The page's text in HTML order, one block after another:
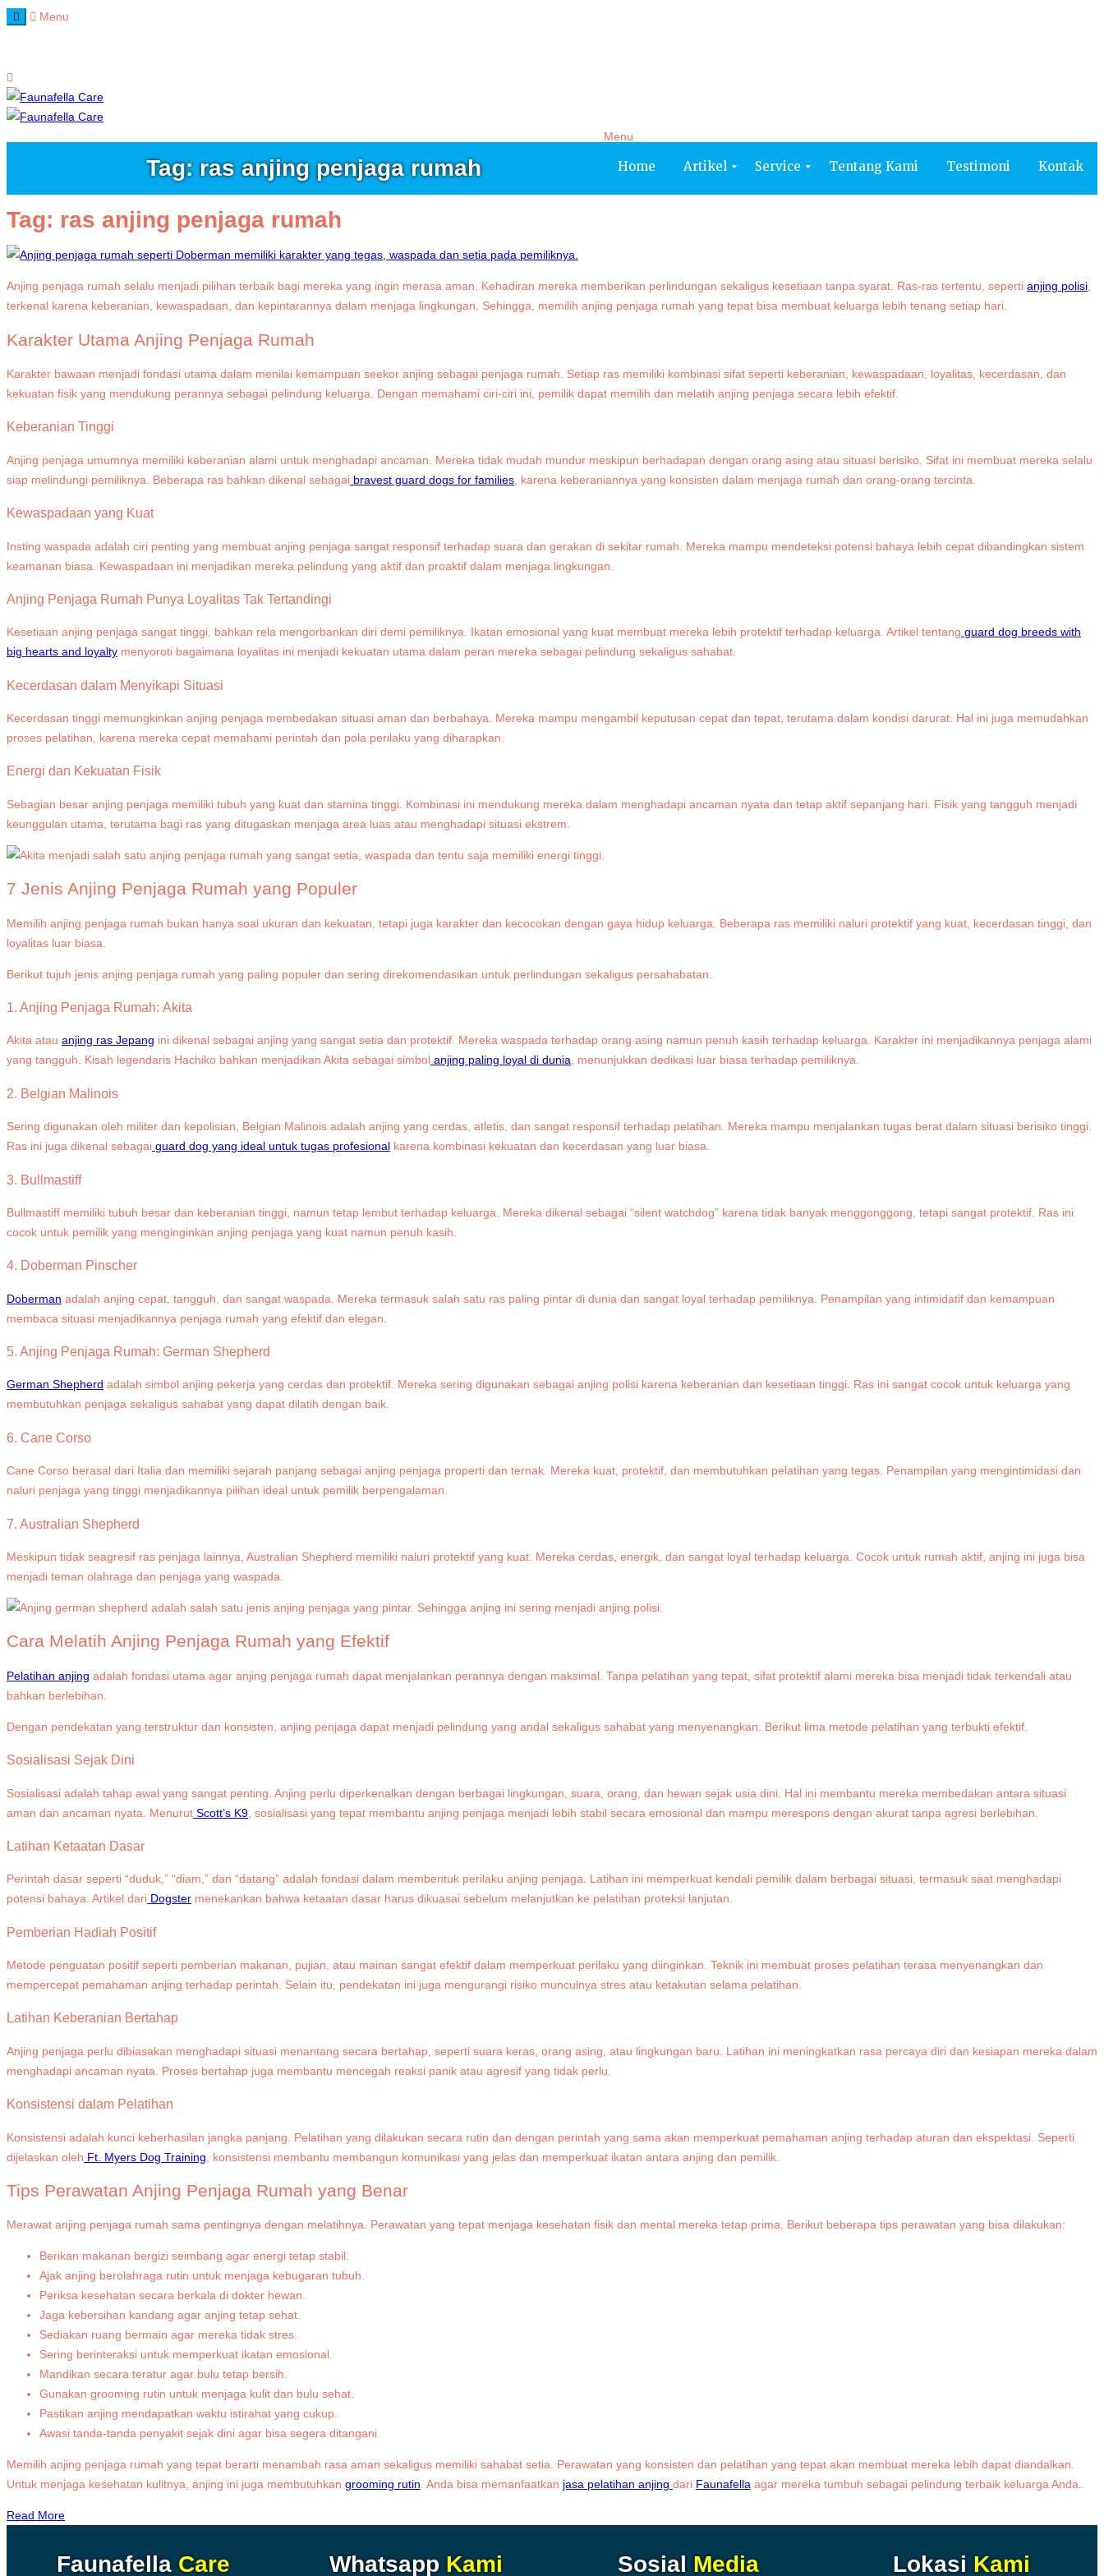
Menu
Menu
Home Artikel Service Tentang Kami Testimoni Kontak
Tag: ras anjing penjaga rumah
Tag: ras anjing penjaga rumah
Anjing penjaga rumah selalu menjadi pilihan terbaik bagi mereka yang ingin merasa aman. Kehadiran mereka memberikan perlindungan sekaligus kesetiaan tanpa syarat. Ras-ras tertentu, seperti anjing polisi,
terkenal karena keberanian, kewaspadaan, dan kepintarannya dalam menjaga lingkungan. Sehingga, memilih anjing penjaga rumah yang tepat bisa membuat keluarga lebih tenang setiap hari.
Karakter Utama Anjing Penjaga Rumah
Karakter bawaan menjadi fondasi utama dalam menilai kemampuan seekor anjing sebagai penjaga rumah. Setiap ras memiliki kombinasi sifat seperti keberanian, kewaspadaan, loyalitas, kecerdasan, dan
kekuatan fisik yang mendukung perannya sebagai pelindung keluarga. Dengan memahami ciri-ciri ini, pemilik dapat memilih dan melatih anjing penjaga secara lebih efektif.
Keberanian Tinggi
Anjing penjaga umumnya memiliki keberanian alami untuk menghadapi ancaman. Mereka tidak mudah mundur meskipun berhadapan dengan orang asing atau situasi berisiko. Sifat ini membuat mereka selalu
siap melindungi pemiliknya. Beberapa ras bahkan dikenal sebagai bravest guard dogs for families , karena keberaniannya yang konsisten dalam menjaga rumah dan orang-orang tercinta.
Kewaspadaan yang Kuat
Insting waspada adalah ciri penting yang membuat anjing penjaga sangat responsif terhadap suara dan gerakan di sekitar rumah. Mereka mampu mendeteksi potensi bahaya lebih cepat dibandingkan sistem
keamanan biasa. Kewaspadaan ini menjadikan mereka pelindung yang aktif dan proaktif dalam menjaga lingkungan.
Anjing Penjaga Rumah Punya Loyalitas Tak Tertandingi
Kesetiaan anjing penjaga sangat tinggi, bahkan rela mengorbankan diri demi pemiliknya. Ikatan emosional yang kuat membuat mereka lebih protektif terhadap keluarga. Artikel tentang guard dog breeds with
big hearts and loyalty menyoroti bagaimana loyalitas ini menjadi kekuatan utama dalam peran mereka sebagai pelindung sekaligus sahabat.
Kecerdasan dalam Menyikapi Situasi
Kecerdasan tinggi memungkinkan anjing penjaga membedakan situasi aman dan berbahaya. Mereka mampu mengambil keputusan cepat dan tepat, terutama dalam kondisi darurat. Hal ini juga memudahkan
proses pelatihan, karena mereka cepat memahami perintah dan pola perilaku yang diharapkan.
Energi dan Kekuatan Fisik
Sebagian besar anjing penjaga memiliki tubuh yang kuat dan stamina tinggi. Kombinasi ini mendukung mereka dalam menghadapi ancaman nyata dan tetap aktif sepanjang hari. Fisik yang tangguh menjadi
keunggulan utama, terutama bagi ras yang ditugaskan menjaga area luas atau menghadapi situasi ekstrem.
7 Jenis Anjing Penjaga Rumah yang Populer
Memilih anjing penjaga rumah bukan hanya soal ukuran dan kekuatan, tetapi juga karakter dan kecocokan dengan gaya hidup keluarga. Beberapa ras memiliki naluri protektif yang kuat, kecerdasan tinggi, dan
loyalitas luar biasa.
Berikut tujuh jenis anjing penjaga rumah yang paling populer dan sering direkomendasikan untuk perlindungan sekaligus persahabatan.
1. Anjing Penjaga Rumah: Akita
Akita atau anjing ras Jepang ini dikenal sebagai anjing yang sangat setia dan protektif. Mereka waspada terhadap orang asing namun penuh kasih terhadap keluarga. Karakter ini menjadikannya penjaga alami
yang tangguh. Kisah legendaris Hachiko bahkan menjadikan Akita sebagai simbol anjing paling loyal di dunia, menunjukkan dedikasi luar biasa terhadap pemiliknya.
2. Belgian Malinois
Sering digunakan oleh militer dan kepolisian, Belgian Malinois adalah anjing yang cerdas, atletis, dan sangat responsif terhadap pelatihan. Mereka mampu menjalankan tugas berat dalam situasi berisiko tinggi.
Ras ini juga dikenal sebagai guard dog yang ideal untuk tugas profesional karena kombinasi kekuatan dan kecerdasan yang luar biasa.
3. Bullmastiff
Bullmastiff memiliki tubuh besar dan keberanian tinggi, namun tetap lembut terhadap keluarga. Mereka dikenal sebagai “silent watchdog” karena tidak banyak menggonggong, tetapi sangat protektif. Ras ini
cocok untuk pemilik yang menginginkan anjing penjaga yang kuat namun penuh kasih.
4. Doberman Pinscher
Doberman adalah anjing cepat, tangguh, dan sangat waspada. Mereka termasuk salah satu ras paling pintar di dunia dan sangat loyal terhadap pemiliknya. Penampilan yang intimidatif dan kemampuan
membaca situasi menjadikannya penjaga rumah yang efektif dan elegan.
5. Anjing Penjaga Rumah: German Shepherd
German Shepherd adalah simbol anjing pekerja yang cerdas dan protektif. Mereka sering digunakan sebagai anjing polisi karena keberanian dan kesetiaan tinggi. Ras ini sangat cocok untuk keluarga yang
membutuhkan penjaga sekaligus sahabat yang dapat dilatih dengan baik.
6. Cane Corso
Cane Corso berasal dari Italia dan memiliki sejarah panjang sebagai anjing penjaga properti dan ternak. Mereka kuat, protektif, dan membutuhkan pelatihan yang tegas. Penampilan yang mengintimidasi dan
naluri penjaga yang tinggi menjadikannya pilihan ideal untuk pemilik berpengalaman.
7. Australian Shepherd
Meskipun tidak seagresif ras penjaga lainnya, Australian Shepherd memiliki naluri protektif yang kuat. Mereka cerdas, energik, dan sangat loyal terhadap keluarga. Cocok untuk rumah aktif, anjing ini juga bisa
menjadi teman olahraga dan penjaga yang waspada.
Cara Melatih Anjing Penjaga Rumah yang Efektif
Pelatihan anjing adalah fondasi utama agar anjing penjaga rumah dapat menjalankan perannya dengan maksimal. Tanpa pelatihan yang tepat, sifat protektif alami mereka bisa menjadi tidak terkendali atau
bahkan berlebihan.
Dengan pendekatan yang terstruktur dan konsisten, anjing penjaga dapat menjadi pelindung yang andal sekaligus sahabat yang menyenangkan. Berikut lima metode pelatihan yang terbukti efektif.
Sosialisasi Sejak Dini
Sosialisasi adalah tahap awal yang sangat penting. Anjing perlu diperkenalkan dengan berbagai lingkungan, suara, orang, dan hewan sejak usia dini. Hal ini membantu mereka membedakan antara situasi
aman dan ancaman nyata. Menurut Scott’s K9 , sosialisasi yang tepat membantu anjing penjaga menjadi lebih stabil secara emosional dan mampu merespons dengan akurat tanpa agresi berlebihan.
Latihan Ketaatan Dasar
Perintah dasar seperti “duduk,” “diam,” dan “datang” adalah fondasi dalam membentuk perilaku anjing penjaga. Latihan ini memperkuat kendali pemilik dalam berbagai situasi, termasuk saat menghadapi
potensi bahaya. Artikel dari Dogster menekankan bahwa ketaatan dasar harus dikuasai sebelum melanjutkan ke pelatihan proteksi lanjutan.
Pemberian Hadiah Positif
Metode penguatan positif seperti pemberian makanan, pujian, atau mainan sangat efektif dalam memperkuat perilaku yang diinginkan. Teknik ini membuat proses pelatihan terasa menyenangkan dan
mempercepat pemahaman anjing terhadap perintah. Selain itu, pendekatan ini juga mengurangi risiko munculnya stres atau ketakutan selama pelatihan.
Latihan Keberanian Bertahap
Anjing penjaga perlu dibiasakan menghadapi situasi menantang secara bertahap, seperti suara keras, orang asing, atau lingkungan baru. Latihan ini meningkatkan rasa percaya diri dan kesiapan mereka dalam
menghadapi ancaman nyata. Proses bertahap juga membantu mencegah reaksi panik atau agresif yang tidak perlu.
Konsistensi dalam Pelatihan
Konsistensi adalah kunci keberhasilan jangka panjang. Pelatihan yang dilakukan secara rutin dan dengan perintah yang sama akan memperkuat pemahaman anjing terhadap aturan dan ekspektasi. Seperti
dijelaskan oleh Ft. Myers Dog Training , konsistensi membantu membangun komunikasi yang jelas dan memperkuat ikatan antara anjing dan pemilik.
Tips Perawatan Anjing Penjaga Rumah yang Benar
Merawat anjing penjaga rumah sama pentingnya dengan melatihnya. Perawatan yang tepat menjaga kesehatan fisik dan mental mereka tetap prima. Berikut beberapa tips perawatan yang bisa dilakukan:
Berikan makanan bergizi seimbang agar energi tetap stabil.
Ajak anjing berolahraga rutin untuk menjaga kebugaran tubuh.
Periksa kesehatan secara berkala di dokter hewan.
Jaga kebersihan kandang agar anjing tetap sehat.
Sediakan ruang bermain agar mereka tidak stres.
Sering berinteraksi untuk memperkuat ikatan emosional.
Mandikan secara teratur agar bulu tetap bersih.
Gunakan grooming rutin untuk menjaga kulit dan bulu sehat.
Pastikan anjing mendapatkan waktu istirahat yang cukup.
Awasi tanda-tanda penyakit sejak dini agar bisa segera ditangani.
Memilih anjing penjaga rumah yang tepat berarti menambah rasa aman sekaligus memiliki sahabat setia. Perawatan yang konsisten dan pelatihan yang tepat akan membuat mereka lebih dapat diandalkan.
Untuk menjaga kesehatan kulitnya, anjing ini juga membutuhkan grooming rutin. Anda bisa memanfaatkan jasa pelatihan anjing dari Faunafella agar mereka tumbuh sebagai pelindung terbaik keluarga Anda.
Read More
FaunafellaCare WhatsappKami Sosial Media Lokasi Kami